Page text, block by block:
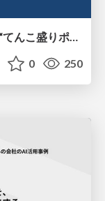
改善しないと、タスクが回らない。 “てんこ盛りポジション” を引き継いだ情シスの、入社3ヶ月の業務改善録
0 250